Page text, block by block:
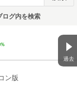
過去
ログ内を検索
ン版